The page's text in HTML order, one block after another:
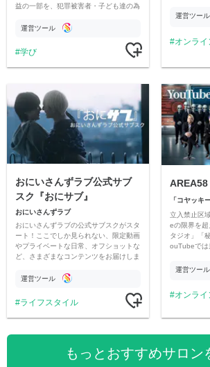
益の一部を、犯罪被害者・子ども達の為
す運営ツール
学び
運営ツール
オンライ
おにいさんずラブ公式サブ
スク『おにサブ』
おにいさんずラブ
おにいさんずラブの公式サブスクがスタ
ート！ここでしか見られない、限定動画
やプライベートな日常、オフショットな
ど、さまざまなコンテンツをお届けしま
運営ツール
ライフスタイル
AREA58
立入禁止区
eの限界を超
タジオ」「
ouTubeでは
公開。
運営ツール
オンライ
もっとおすすめサロン